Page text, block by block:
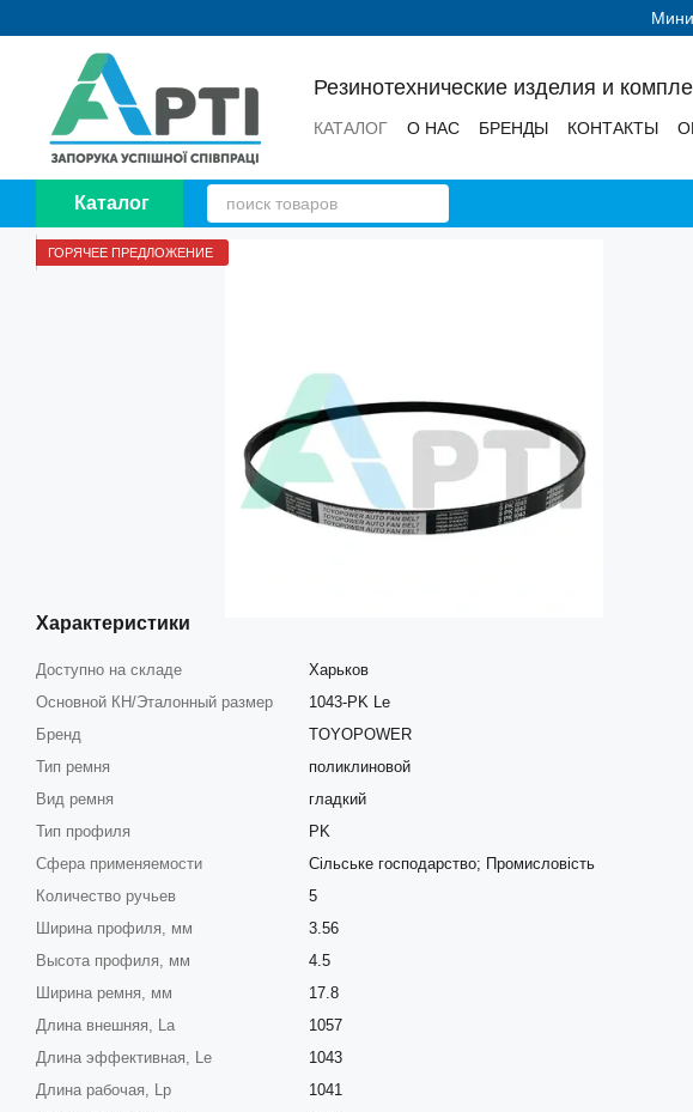
Резинотехнические изделия и
КАТАЛОГ О НАС БРЕНДЫ КОНТАКТЫ
Каталог
ГОРЯЧЕЕ ПРЕДЛОЖЕНИЕ
Характеристики
Доступно на складе
Харьков
Основной КН/Эталонный размер
1043-PK Le
Бренд
TOYOPOWER
Тип ремня
поликлиновой
Вид ремня
гладкий
Тип профиля
PK
Сфера применяемости
Сільське господарство; Промисловість
Количество ручьев
5
Ширина профиля, мм
3.56
Высота профиля, мм
4.5
Ширина ремня, мм
17.8
Длина внешняя, La
1057
Длина эффективная, Le
1043
Длина рабочая, Lp
1041